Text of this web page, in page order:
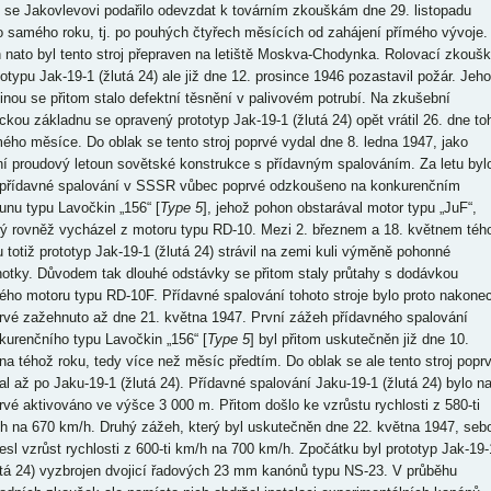
se Jakovlevovi podařilo odevzdat k továrním zkouškám dne 29. listopadu
samého roku, tj. po pouhých čtyřech měsících od zahájení přímého vývoje.
nato byl tento stroj přepraven na letiště Moskva-Chodynka. Rolovací
Jak-19-1 (žlutá 24) ale již dne 12. prosince 1946 pozastavil požár. Jeho
se přitom stalo defektní těsnění v palivovém potrubí. Na zkušební
základnu se opravený prototyp Jak-19-1 (žlutá 24) opět vrátil 26. dne
měsíce. Do oblak se tento stroj poprvé vydal dne 8. ledna 1947, jako
proudový letoun sovětské konstrukce s přídavným spalováním. Za letu
spalování v SSSR vůbec poprvé odzkoušeno na konkurenčním
typu Lavočkin „156“ [Type 5], jehož pohon obstarával motor typu „JuF“,
rovněž vycházel z motoru typu RD-10. Mezi 2. březnem a 18. květnem
totiž prototyp Jak-19-1 (žlutá 24) strávil na zemi kuli výměně pohonné
Důvodem tak dlouhé odstávky se přitom staly průtahy s dodávkou
motoru typu RD-10F. Přídavné spalování tohoto stroje bylo proto nakonec
zažehnuto až dne 21. května 1947. První zážeh přídavného spalování
typu Lavočkin „156“ [Type 5] byl přitom uskutečněn již dne 10.
téhož roku, tedy více než měsíc předtím. Do oblak se ale tento stroj
až po Jaku-19-1 (žlutá 24). Přídavné spalování Jaku-19-1 (žlutá 24) bylo na
aktivováno ve výšce 3 000 m. Přitom došlo ke vzrůstu rychlosti z 580-ti
na 670 km/h. Druhý zážeh, který byl uskutečněn dne 22. května 1947,
vzrůst rychlosti z 600-ti km/h na 700 km/h. Zpočátku byl prototyp Jak-19-
24) vyzbrojen dvojicí řadových 23 mm kanónů typu NS-23. V průběhu